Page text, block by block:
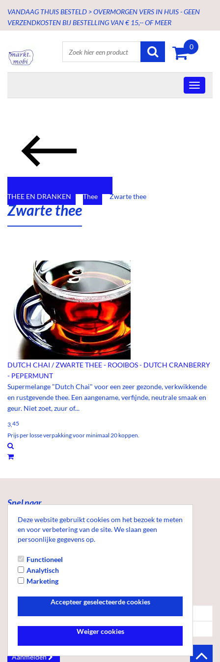
VANDAAG THUIS BESTELD > OVERMORGEN VERS IN HUIS - GEEN
VERZENDKOSTEN BIJ BESTELLING VAN € 15,-- OF MEER
0
THEE EN DRANKEN Thee Zwarte thee
Zwarte thee
DUTCH CHAI / ZWARTE THEE - ROOIBOS - DUTCH CRANBERRY
- PEPERMUNT
Supermelange "Dutch Chai" voor een zeer gezonde, verkwikkende
en rustgevende thee. Een aangename, verfijnde, neutrale smaak en
geur. Niet zoet, zuur of...
3,45
Prijs per losse verpakking voor minimaal 20 koppen.
Snel naar
Hoofdpagina
Algemene voorwaarden
Contact
Inschrijven voor de nieuwsbrief
Aanmelden
Deze website gebruikt cookies om het bezoek te meten
en voor verbetering van de site. We slaan geen
persoonlijke gegevens op.
Functioneel
Analytisch
Marketing
Accepteer geselecteerde cookies
Weiger cookies